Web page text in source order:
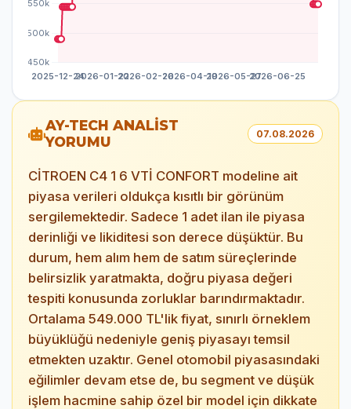
AY-TECH ANALİST
YORUMU
07.08.2026
CİTROEN C4 1 6 VTİ CONFORT modeline ait
piyasa verileri oldukça kısıtlı bir görünüm
sergilemektedir. Sadece 1 adet ilan ile piyasa
derinliği ve likiditesi son derece düşüktür. Bu
durum, hem alım hem de satım süreçlerinde
belirsizlik yaratmakta, doğru piyasa değeri
tespiti konusunda zorluklar barındırmaktadır.
Ortalama 549.000 TL'lik fiyat, sınırlı örneklem
büyüklüğü nedeniyle geniş piyasayı temsil
etmekten uzaktır. Genel otomobil piyasasındaki
eğilimler devam etse de, bu segment ve düşük
işlem hacmine sahip özel bir model için dikkate